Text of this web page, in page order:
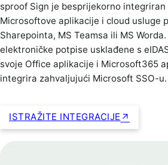
sproof Sign je besprijekorno integriran
Microsoftove aplikacije i cloud usluge
Sharepointa, MS Teamsa ili MS
elektroničke potpise usklađene s
svoje Office aplikacije i Microsoft365
integrira zahvaljujući Microsoft SSO-u.
ISTRAŽITE INTEGRACIJE